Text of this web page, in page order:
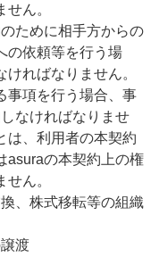
ん。
ために相手方からの
の依頼等を行う場
ればなりません。
事項を行う場合、事
なければなりませ
は、利用者の本契約
asuraの本契約上の権
ん。
、株式移転等の組織
渡